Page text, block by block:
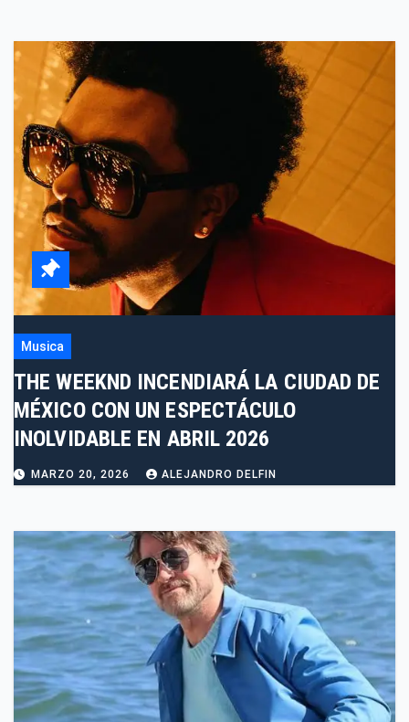
Musica
THE WEEKND INCENDIARÁ LA CIUDAD DE
MÉXICO CON UN ESPECTÁCULO
INOLVIDABLE EN ABRIL 2026
MARZO 20, 2026 ALEJANDRO DELFIN